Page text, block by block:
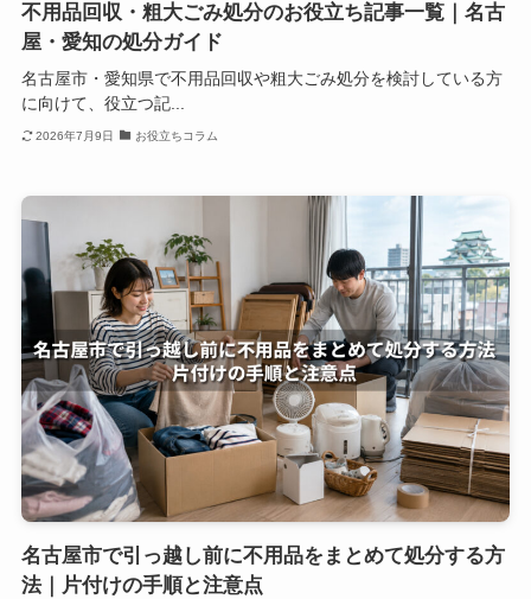
不用品回収・粗大ごみ処分のお役立ち記事一覧｜名古
屋・愛知の処分ガイド
名古屋市・愛知県で不用品回収や粗大ごみ処分を検討している方
に向けて、役立つ記...
2026年7月9日 お役立ちコラム
名古屋市で引っ越し前に不用品をまとめて処分する方
法｜片付けの手順と注意点